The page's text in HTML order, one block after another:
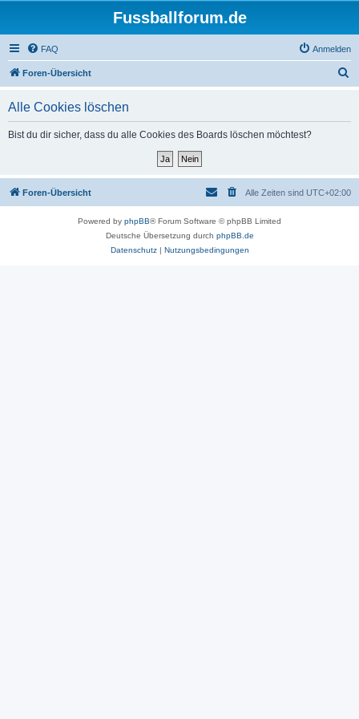
Fussballforum.de
FAQ Anmelden
Foren-Übersicht
Alle Cookies löschen
Bist du dir sicher, dass du alle Cookies des Boards löschen möchtest?
Foren-Übersicht Alle Zeiten sind UTC+02:00
Powered by phpBB® Forum Software © phpBB Limited
Deutsche Übersetzung durch phpBB.de
Datenschutz| Nutzungsbedingungen